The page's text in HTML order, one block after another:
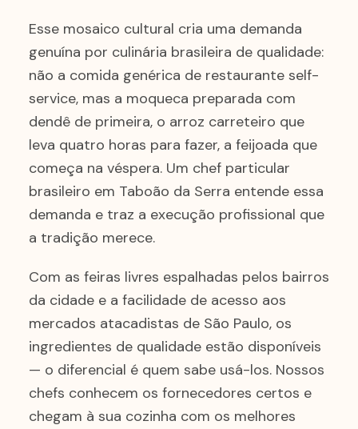
Esse mosaico cultural cria uma demanda
genuína por culinária brasileira de qualidade:
não a comida genérica de restaurante self-
service, mas a moqueca preparada com
dendê de primeira, o arroz carreteiro que
leva quatro horas para fazer, a feijoada que
começa na véspera. Um chef particular
brasileiro em Taboão da Serra entende essa
demanda e traz a execução profissional que
a tradição merece.
Com as feiras livres espalhadas pelos bairros
da cidade e a facilidade de acesso aos
mercados atacadistas de São Paulo, os
ingredientes de qualidade estão disponíveis
— o diferencial é quem sabe usá-los. Nossos
chefs conhecem os fornecedores certos e
chegam à sua cozinha com os melhores